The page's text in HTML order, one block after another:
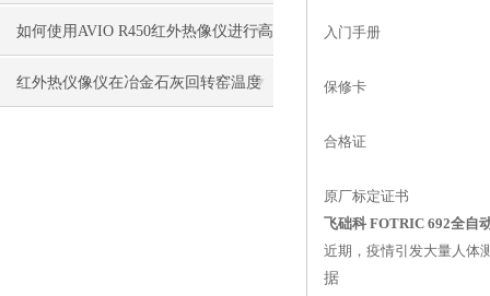
修复技术说明
如何使用AVIO R450红外热像仪进行高
效检测？
红外热仪像仪在冶金石灰回转窑温度
入门手册
保修卡
合格证
原厂标定证书
飞础科 FOTRIC 692全自
近期， 疫情引发大量人体
据